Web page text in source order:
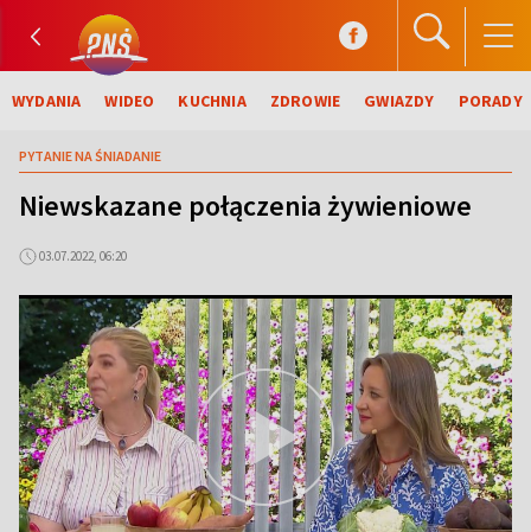
WYDANIA WIDEO KUCHNIA ZDROWIE GWIAZDY PORADY
PYTANIE NA ŚNIADANIE
Niewskazane połączenia żywieniowe
03.07.2022, 06:20